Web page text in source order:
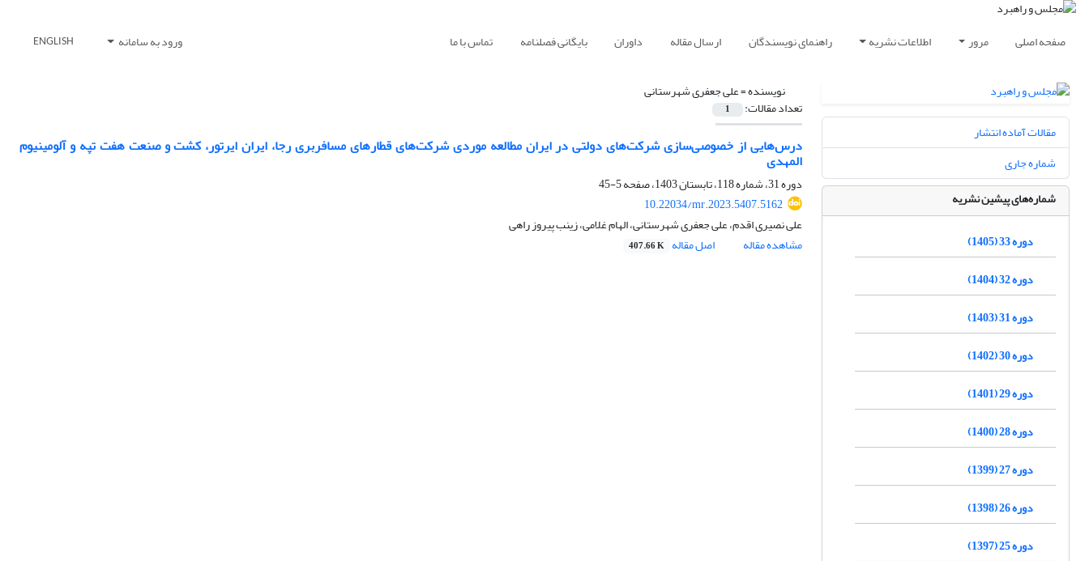
صفحه اصلی مرور اطلاعات نشریه راهنمای نویسندگان ارسال مقاله داوران بایگانی فصلنامه تماس با ما ورود به سامانه ENGLISH
نویسنده =علی جعفری شهرستانی
تعداد مقالات: 1
درس‌هایی از خصوصی‌سازی شرکت‌های دولتی در ایران مطالعه موردی شرکت‌های قطارهای مسافربری رجا، ایران ایرتور، کشت و صنعت هفت تپه و آلومینیوم
المهدی
دوره 31، شماره 118، تابستان 1403، صفحه
5-45
10.22034/mr.2023.5407.5162
علی نصیری اقدم، علی جعفری شهرستانی، الهام غلامی، زینب پیروز راهی
مشاهده مقاله
اصل مقاله 407.66 K
مقالات آماده انتشار
شماره جاری
شماره‌های پیشین نشریه
دوره 33 (1405)
دوره 32 (1404)
دوره 31 (1403)
دوره 30 (1402)
دوره 29 (1401)
دوره 28 (1400)
دوره 27 (1399)
دوره 26 (1398)
دوره 25 (1397)